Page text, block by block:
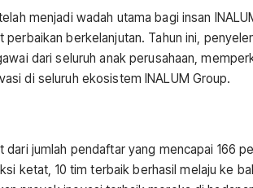
menjadi wadah utama bagi insan
berkelanjutan. Tahun ini,
dari seluruh anak perusahaan,
di seluruh ekosistem INALUM Group.
jumlah pendaftar yang mencapai 166
ketat, 10 tim terbaik berhasil melaju ke